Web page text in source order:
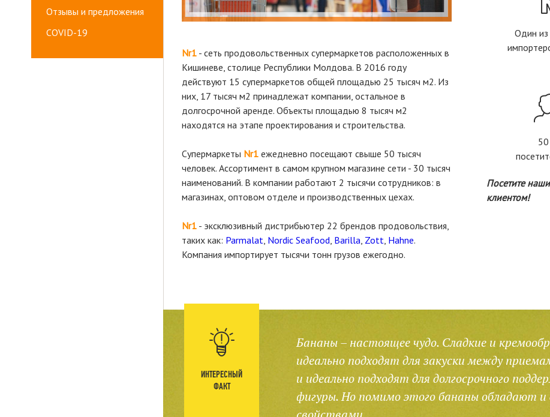
Отзывы и предложения
COVID-19
Nr1 - сеть продовольственных супермаркетов расположенных в
Кишиневе, столице Республики Молдова. В 2016 году
действуют 15 супермаркетов общей площадью 25 тысяч м2. Из
них, 17 тысяч м2 принадлежат компании, остальное в
долгосрочной аренде. Объекты площадью 8 тысяч м2
находятся на этапе проектирования и строительства.
Супермаркеты Nr1 ежедневно посещают свыше 50 тысяч
человек. Ассортимент в самом крупном магазине сети - 30 тысяч
наименований. В компании работают 2 тысячи сотрудников: в
магазинах, оптовом отделе и производственных цехах.
Nr1 - эксклюзивный дистрибьютер 22 брендов продовольствия,
таких как: Parmalat, Nordic Seafood, Barilla, Zott, Hahne.
Компания импортирует тысячи тонн грузов ежегодно.
Один из
Посетите
клиентом!
ИНТЕРЕСНЫЙ
ФАКТ
Бананы – настоящее чудо. Сладкие и
идеально подходят для закуски между
и идеально подходят для долгосрочного
фигуры. Но помимо этого бананы обладают и